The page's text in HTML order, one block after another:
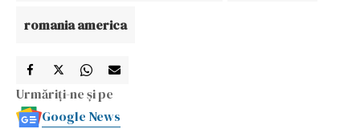
romania america
Urmăriți-ne și pe
Google News